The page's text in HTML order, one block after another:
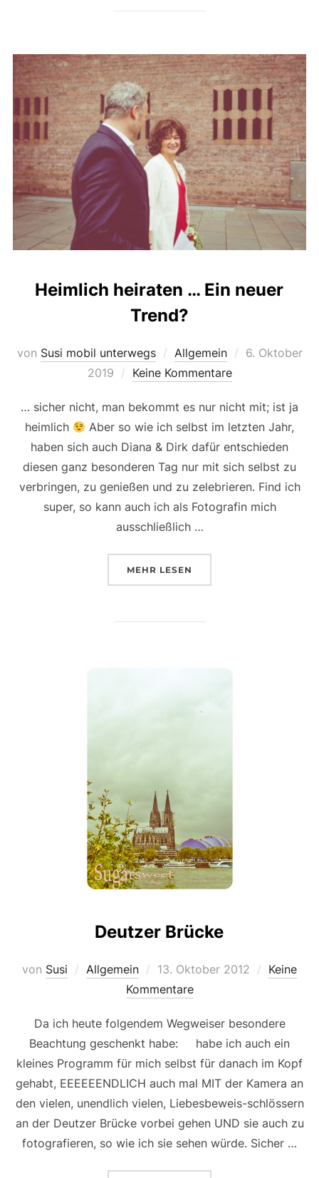
Heimlich heiraten … Ein neuer
Trend?
von Susi mobil unterwegs Allgemein
Veröffentlicht
6. Oktober
2019
Keine Kommentare
… sicher nicht, man bekommt es nur nicht mit; ist ja
heimlich
Aber so wie ich selbst im letzten Jahr,
haben sich auch Diana & Dirk dafür entschieden
diesen ganz besonderen Tag nur mit sich selbst zu
verbringen, zu genießen und zu zelebrieren. Find ich
super, so kann auch ich als Fotografin mich
ausschließlich …
MEHR ÜBER „HEIMLICH HEIRATEN …
LESEN
Deutzer Brücke
von Susi Allgemein
Veröffentlicht
am
13. Oktober 2012
Keine
Kommentare
Da ich heute folgendem Wegweiser besondere
Beachtung geschenkt habe: habe ich auch ein
kleines Programm für mich selbst für danach im Kopf
gehabt, EEEEEENDLICH auch mal MIT der Kamera an
den vielen, unendlich vielen, Liebesbeweis-schlössern
an der Deutzer Brücke vorbei gehen UND sie auch zu
fotografieren, so wie ich sie sehen würde. Sicher …